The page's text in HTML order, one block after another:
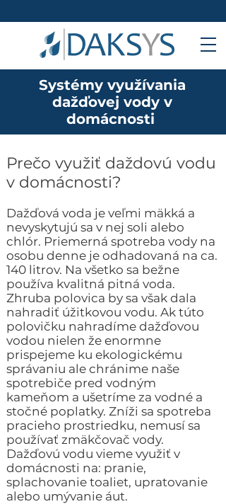
Systémy využívania
dažďovej vody v
domácnosti
Prečo využiť daždovú vodu
v domácnosti?
Dažďová voda je veľmi mäkká a
nevyskytujú sa v nej soli alebo
chlór. Priemerná spotreba vody na
osobu denne je odhadovaná na ca.
140 litrov. Na všetko sa bežne
používa kvalitná pitná voda.
Zhruba polovica by sa však dala
nahradiť úžitkovou vodu. Ak túto
polovičku nahradíme dažďovou
vodou nielen že enormne
prispejeme ku ekologickému
správaniu ale chránime naše
spotrebiče pred vodným
kameňom a ušetríme za vodné a
stočné poplatky. Zníži sa spotreba
pracieho prostriedku, nemusí sa
používať zmäkčovač vody.
Dažďovú vodu vieme využiť v
domácnosti na: pranie,
splachovanie toaliet, upratovanie
alebo umývanie áut.